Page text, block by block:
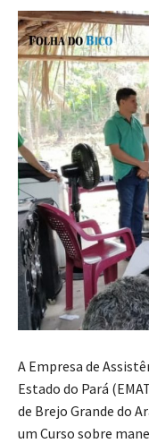
A Empresa de
Estado do Pará
de Brejo Grande do
um Curso sobre